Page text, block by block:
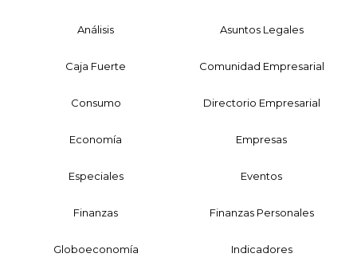
Análisis Asuntos Legales
Caja Fuerte Comunidad Empresarial
Consumo Directorio Empresarial
Economía Empresas
Especiales Eventos
Finanzas Finanzas Personales
Globoeconomía Indicadores